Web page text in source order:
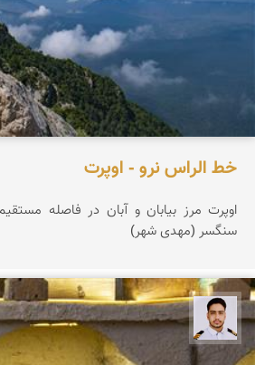
خط الراس نرو - اوپرت
سنگسر (مهدی شهر)
سعید جواهری